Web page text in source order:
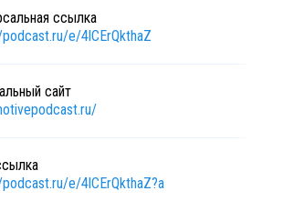
ссылка
e/4lCErQkthaZ
сайт
e/4lCErQkthaZ?a